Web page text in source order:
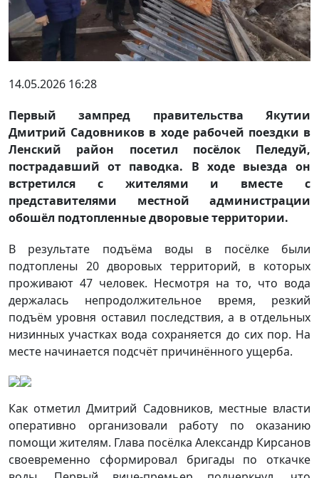
14.05.2026 16:28
Первый зампред правительства Якутии
Дмитрий Садовников в ходе рабочей поездки в
Ленский район посетил посёлок Пеледуй,
пострадавший от паводка. В ходе выезда он
встретился с жителями и вместе с
представителями местной администрации
обошёл подтопленные дворовые территории.
В результате подъёма воды в посёлке были
подтоплены 20 дворовых территорий, в которых
проживают 47 человек. Несмотря на то, что вода
держалась непродолжительное время, резкий
подъём уровня оставил последствия, а в отдельных
низинных участках вода сохраняется до сих пор. На
месте начинается подсчёт причинённого ущерба.
Как отметил Дмитрий Садовников, местные власти
оперативно организовали работу по оказанию
помощи жителям. Глава посёлка Александр Кирсанов
своевременно сформировал бригады по откачке